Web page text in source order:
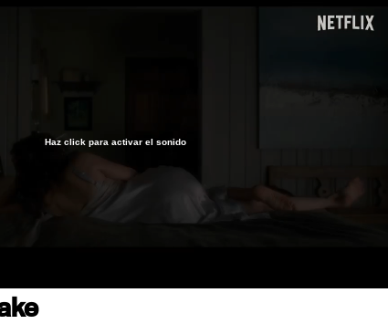
Haz click para activar el sonido